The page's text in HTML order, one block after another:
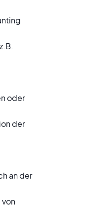
oder
der
an der